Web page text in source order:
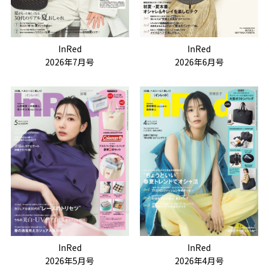
InRed
2026年7月号
InRed
2026年6月号
InRed
2026年5月号
InRed
2026年4月号